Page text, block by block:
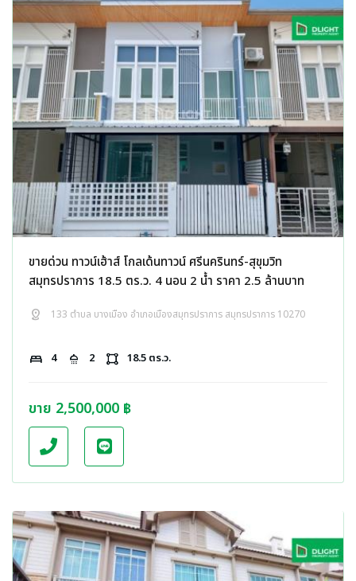
ขายด่วน ทาวน์เฮ้าส์ โกลเด้นทาวน์ ศรีนครินทร์-สุขุมวิท
สมุทรปราการ 18.5 ตร.ว. 4 นอน 2 น้ำ ราคา 2.5 ล้านบาท
distance 133 ตำบล บางเมือง อำเภอเมืองสมุทรปราการ สมุทรปราการ 10270
bed 4 shower 2 activity_zone 18.5 ตร.ว.
ขาย 2,500,000 ฿